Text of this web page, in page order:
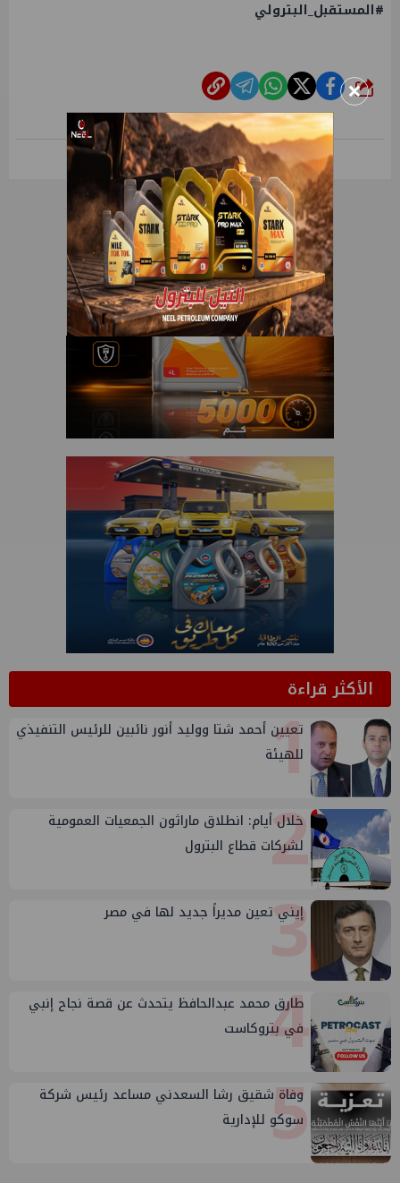
#المستقبل_البترولي
شارك
الأكثر قراءة1
تعيين أحمد شتا ووليد أنور نائبين للرئيس التنفيذي
للهيئة
2
خلال أيام: انطلاق ماراثون الجمعيات العمومية
لشركات قطاع البترول
3
إيني تعين مديراً جديد لها في مصر
4
طارق محمد عبدالحافظ يتحدث عن قصة نجاح إنبي
في بتروكاست
5
وفاة شقيق رشا السعدني مساعد رئيس شركة
سوكو للإدارية
×